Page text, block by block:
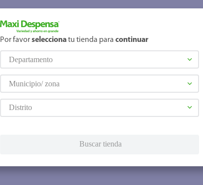
Por favorseleccionatu tienda para continuar
Departamento
Municipio/ zona
Distrito
Buscar tienda